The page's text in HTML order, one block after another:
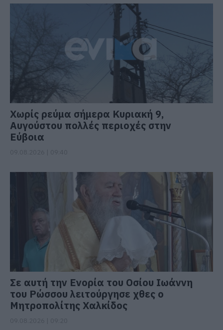
Χωρίς ρεύμα σήμερα Κυριακή 9,
Αυγούστου πολλές περιοχές στην
Εύβοια
Σε αυτή την Ενορία του Οσίου Ιωάννη
του Ρώσσου λειτούργησε χθες ο
Μητροπολίτης Χαλκίδος